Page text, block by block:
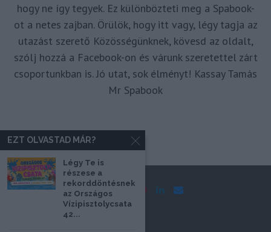
hogy ne így tegyek. Ez különbözteti meg a Spabook-
ot a netes zajban. Örülök, hogy itt vagy, légy tagja az
utazást szerető Közösségünknek, kövesd az oldalt,
szólj hozzá a Facebook-on és várunk szeretettel zárt
csoportunkban is. Jó utat, sok élményt! Kassay Tamás
Mr Spabook
EZT OLVASTAD MÁR?
Légy Te is
részese a
rekorddöntésnek
az Országos
Vízipisztolycsata
42...